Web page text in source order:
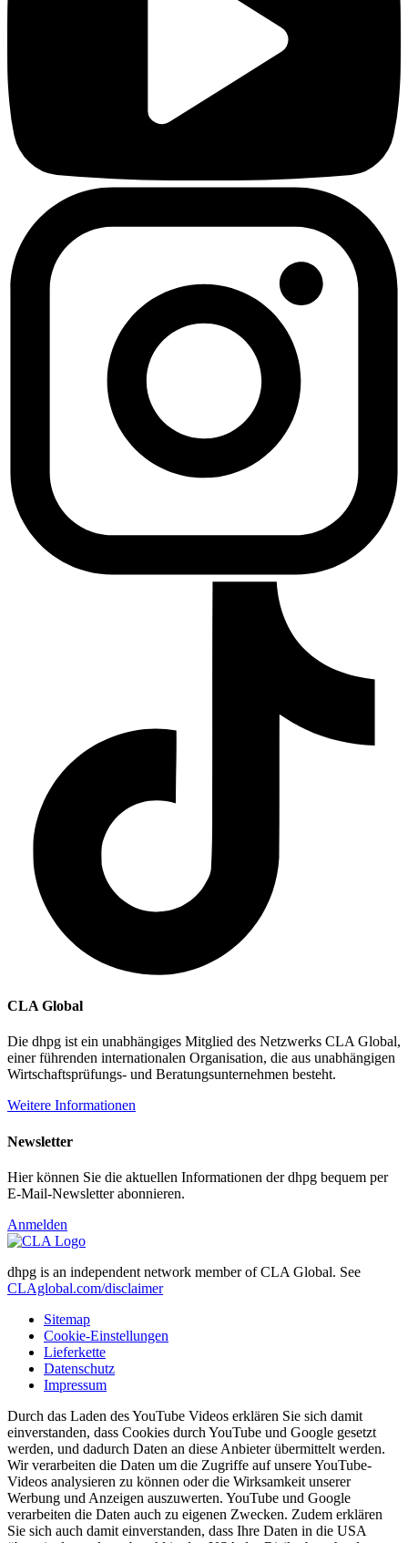
CLA Global
Die dhpg ist ein unabhängiges Mitglied des Netzwerks CLA Global,
einer führenden internationalen Organisation, die aus unabhängigen
Wirtschaftsprüfungs- und Beratungsunternehmen besteht.
Weitere Informationen
Newsletter
Hier können Sie die aktuellen Informationen der dhpg bequem per
E-Mail-Newsletter abonnieren.
Anmelden
dhpg is an independent network member of CLA Global. See
CLAglobal.com/disclaimer
Sitemap
Cookie-Einstellungen
Lieferkette
Datenschutz
Impressum
Durch das Laden des YouTube Videos erklären Sie sich damit
einverstanden, dass Cookies durch YouTube und Google gesetzt
werden, und dadurch Daten an diese Anbieter übermittelt werden.
Wir verarbeiten die Daten um die Zugriffe auf unsere YouTube-
Videos analysieren zu können oder die Wirksamkeit unserer
Werbung und Anzeigen auszuwerten. YouTube und Google
verarbeiten die Daten auch zu eigenen Zwecken. Zudem erklären
Sie sich auch damit einverstanden, dass Ihre Daten in die USA